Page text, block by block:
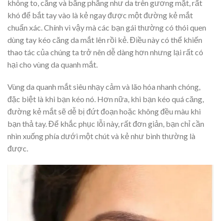
không to, căng và bằng phẳng như da trên gương mặt, rất
khó để bắt tay vào là kẻ ngay được một đường kẻ mắt
chuẩn xác. Chính vì vậy mà các bạn gái thường có thói quen
dùng tay kéo căng da mắt lên rồi kẻ. Điều này có thể khiến
thao tác của chúng ta trở nên dễ dàng hơn nhưng lại rất có
hại cho vùng da quanh mắt.
Vùng da quanh mắt siêu nhạy cảm và lão hóa nhanh chóng,
đặc biệt là khi bạn kéo nó. Hơn nữa, khi bạn kéo quá căng,
đường kẻ mắt sẽ dễ bị đứt đoạn hoặc không đều màu khi
bạn thả tay. Để khắc phục lỗi này, rất đơn giản, bạn chỉ cần
nhìn xuống phía dưới một chút và kẻ như bình thường là
được.